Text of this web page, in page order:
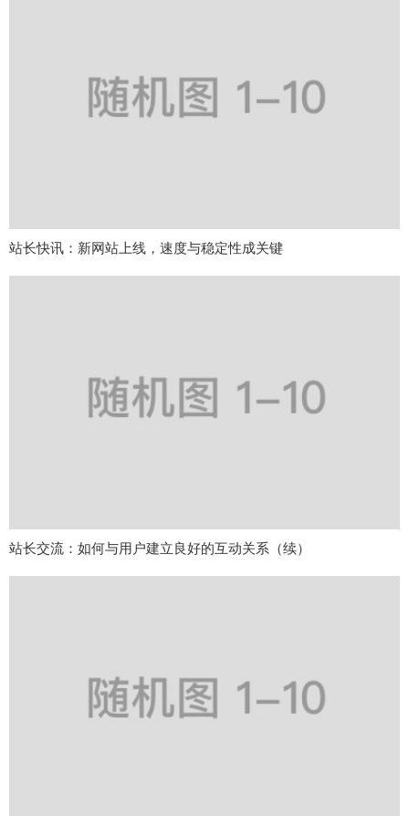
站长快讯：新网站上线，速度与稳定性成关键
站长交流：如何与用户建立良好的互动关系（续）